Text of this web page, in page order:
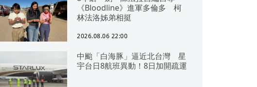
《Bloodline》進軍多倫多 柯
林法洛姊弟相挺
2026.08.06 22:00
中颱「白海豚」逼近北台灣 星
宇台日8航班異動！8日加開疏運